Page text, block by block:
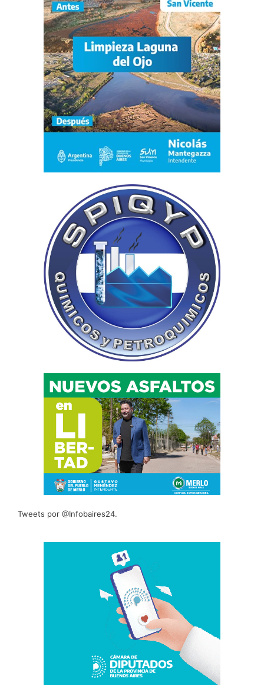
Tweets por @Infobaires24.